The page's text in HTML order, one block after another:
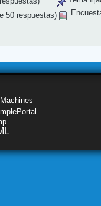
50 respuestas)